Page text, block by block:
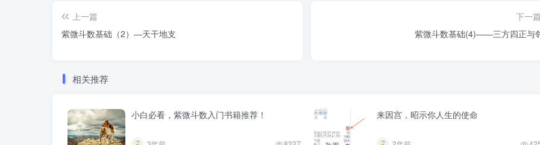
上一篇
紫微斗数基础（2）—天干地支
下一
紫微斗数基础(4)——三方四正与
相关推荐
小白必看，紫微斗数入门书籍推荐！ 来因宫，昭示你人生的使命